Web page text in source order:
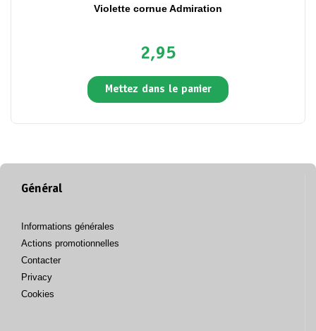
Violette cornue Admiration
2,95
Mettez dans le panier
Général
Informations générales
Actions promotionnelles
Contacter
Privacy
Cookies